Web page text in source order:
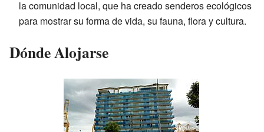
la comunidad local, que ha creado senderos ecológicos
para mostrar su forma de vida, su fauna, flora y cultura.
Dónde Alojarse